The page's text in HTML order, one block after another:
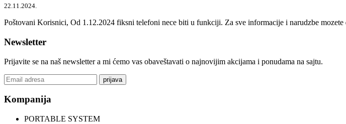
22.11.2024.
Poštovani Korisnici, Od 1.12.2024 fiksni telefoni nece biti u funkciji. Za sve informacije i narudzbe mozete
Newsletter
Prijavite se na naš newsletter a mi ćemo vas obaveštavati o najnovijim akcijama i ponudama na sajtu.
prijava
Kompanija
PORTABLE SYSTEM